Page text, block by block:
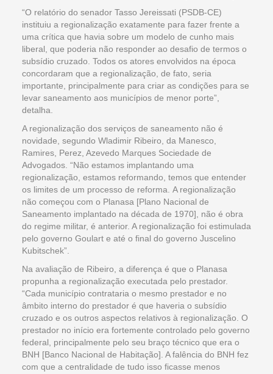
“O relatório do senador Tasso Jereissati (PSDB-CE)
instituiu a regionalização exatamente para fazer frente a
uma crítica que havia sobre um modelo de cunho mais
liberal, que poderia não responder ao desafio de termos o
subsídio cruzado. Todos os atores envolvidos na época
concordaram que a regionalização, de fato, seria
importante, principalmente para criar as condições para se
levar saneamento aos municípios de menor porte”,
detalha.
A regionalização dos serviços de saneamento não é
novidade, segundo Wladimir Ribeiro, da Manesco,
Ramires, Perez, Azevedo Marques Sociedade de
Advogados. “Não estamos implantando uma
regionalização, estamos reformando, temos que entender
os limites de um processo de reforma. A regionalização
não começou com o Planasa [Plano Nacional de
Saneamento implantado na década de 1970], não é obra
do regime militar, é anterior. A regionalização foi estimulada
pelo governo Goulart e até o final do governo Juscelino
Kubitschek”.
Na avaliação de Ribeiro, a diferença é que o Planasa
propunha a regionalização executada pelo prestador.
“Cada município contrataria o mesmo prestador e no
âmbito interno do prestador é que haveria o subsídio
cruzado e os outros aspectos relativos à regionalização. O
prestador no início era fortemente controlado pelo governo
federal, principalmente pelo seu braço técnico que era o
BNH [Banco Nacional de Habitação]. A falência do BNH fez
com que a centralidade de tudo isso ficasse menos